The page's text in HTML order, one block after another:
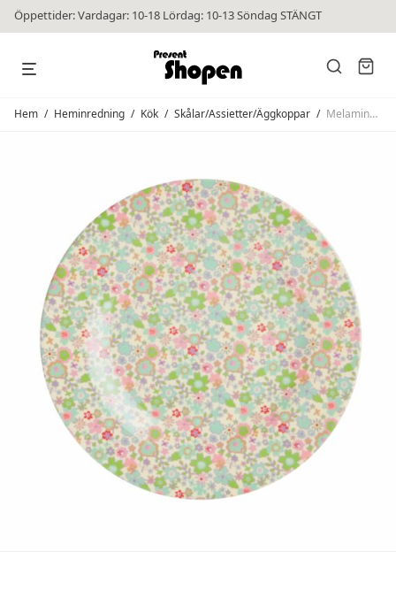
Öppettider: Vardagar: 10-18 Lördag: 10-13 Söndag STÄNGT
Hem / Heminredning / Kök / Skålar/Assietter/Äggkoppar / Melamine Side Plate Pastel Fall Floral